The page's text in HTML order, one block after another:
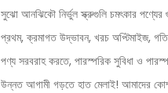
সুঝো আনঝিকৌ নির্ভুল স্ক্রুগুলি চমৎকার পণ্যের
প্রথম, ক্রমাগত উদ্ভাবন, খরচ অপ্টিমাইজ, গতি
পণ্য সরবরাহ করতে, পারস্পরিক সুবিধা ও
উন্নত আগামী গড়তে হাত মেলাই! আমাদের